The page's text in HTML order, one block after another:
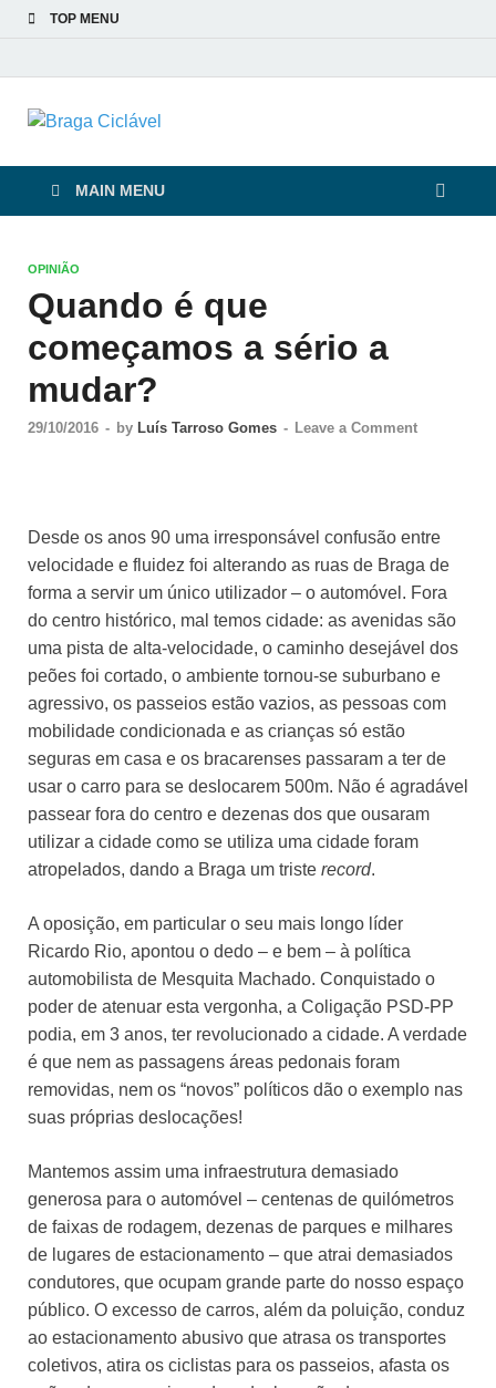
TOP MENU
Braga Ciclável
MAIN MENU
OPINIÃO
Quando é que
começamos a sério a
mudar?
29/10/2016 - by Luís Tarroso Gomes - Leave a Comment
Desde os anos 90 uma irresponsável confusão entre
velocidade e fluidez foi alterando as ruas de Braga de
forma a servir um único utilizador – o automóvel. Fora
do centro histórico, mal temos cidade: as avenidas são
uma pista de alta-velocidade, o caminho desejável dos
peões foi cortado, o ambiente tornou-se suburbano e
agressivo, os passeios estão vazios, as pessoas com
mobilidade condicionada e as crianças só estão
seguras em casa e os bracarenses passaram a ter de
usar o carro para se deslocarem 500m. Não é agradável
passear fora do centro e dezenas dos que ousaram
utilizar a cidade como se utiliza uma cidade foram
atropelados, dando a Braga um triste record.
A oposição, em particular o seu mais longo líder
Ricardo Rio, apontou o dedo – e bem – à política
automobilista de Mesquita Machado. Conquistado o
poder de atenuar esta vergonha, a Coligação PSD-PP
podia, em 3 anos, ter revolucionado a cidade. A verdade
é que nem as passagens áreas pedonais foram
removidas, nem os “novos” políticos dão o exemplo nas
suas próprias deslocações!
Mantemos assim uma infraestrutura demasiado
generosa para o automóvel – centenas de quilómetros
de faixas de rodagem, dezenas de parques e milhares
de lugares de estacionamento – que atrai demasiados
condutores, que ocupam grande parte do nosso espaço
público. O excesso de carros, além da poluição, conduz
ao estacionamento abusivo que atrasa os transportes
coletivos, atira os ciclistas para os passeios, afasta os